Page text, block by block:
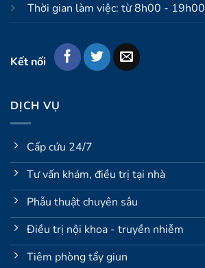
Thời gian làm việc: từ 8h00 - 19h00
Kết nối
DỊCH VỤ
Cấp cứu 24/7
Tư vấn khám, điều trị tại nhà
Phẫu thuật chuyên sâu
Điều trị nội khoa - truyền nhiễm
Tiêm phòng tẩy giun